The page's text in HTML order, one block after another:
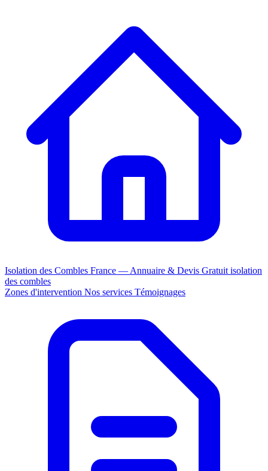
Isolation des Combles France — Annuaire & Devis Gratuit isolation
des combles
Zones d'intervention Nos services Témoignages